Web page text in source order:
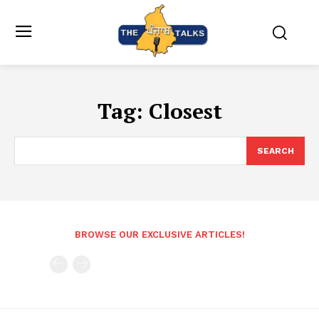
Tag: Closest
SEARCH
BROWSE OUR EXCLUSIVE ARTICLES!